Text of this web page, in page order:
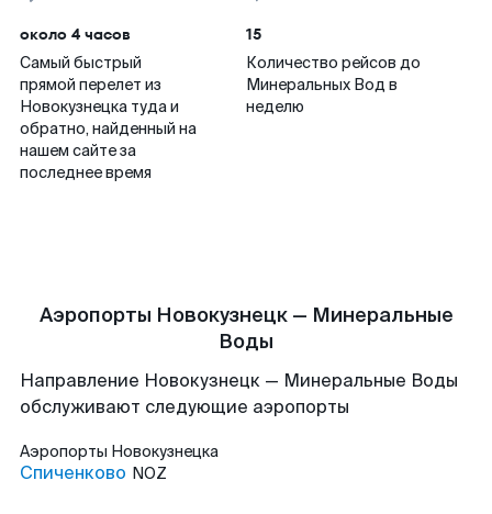
около 4 часов
Самый быстрый
прямой перелет из
Новокузнецка туда и
обратно, найденный на
нашем сайте за
последнее время
15
Количество рейсов до
Минеральных Вод в
неделю
Аэропорты Новокузнецк — Минеральные
Воды
Направление Новокузнецк — Минеральные Воды
обслуживают следующие аэропорты
Аэропорты Новокузнецка
Спиченково NOZ